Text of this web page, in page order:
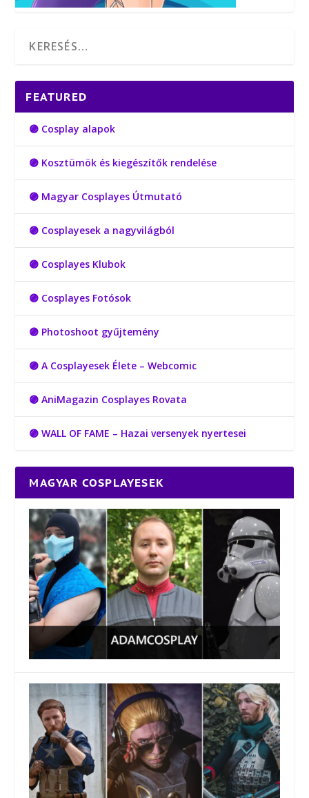
FEATURED
🟣 Cosplay alapok
🟣 Kosztümök és kiegészítők rendelése
🟣 Magyar Cosplayes Útmutató
🟣 Cosplayesek a nagyvilágból
🟣 Cosplayes Klubok
🟣 Cosplayes Fotósok
🟣 Photoshoot gyűjtemény
🟣 A Cosplayesek Élete – Webcomic
🟣 AniMagazin Cosplayes Rovata
🟣 WALL OF FAME – Hazai versenyek nyertesei
MAGYAR COSPLAYESEK